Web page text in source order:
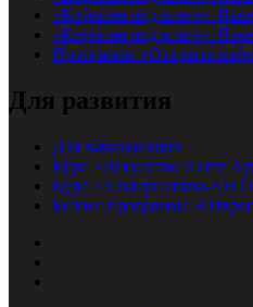
«Кофейня под ключ».
«Кофейня под ключ».
Программа «Открыть
Для развития
Для начинающих
Курс «Искусство Латте
Курс «Альтернатива-
Бизнес программа